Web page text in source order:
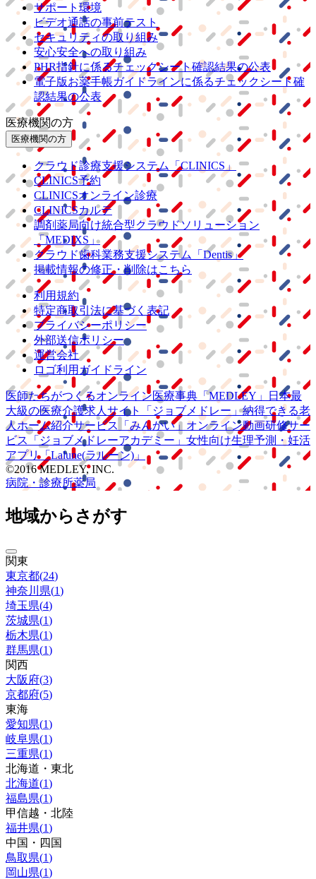
サポート環境
ビデオ通話の事前テスト
セキュリティの取り組み
安心安全への取り組み
PHR指針に係るチェックシート確認結果の公表
電子版お薬手帳ガイドラインに係るチェックシート確
認結果の公表
医療機関の方
医療機関の方
クラウド診療支援システム
「CLINICS」
CLINICS予約
CLINICSオンライン診療
CLINICSカルテ
調剤薬局向け統合型クラウドソリューション
「MEDIXS」
クラウド歯科業務支援システム
「Dentis」
掲載情報の修正・削除はこちら
利用規約
特定商取引法に基づく表記
プライバシーポリシー
外部送信ポリシー
運営会社
ロゴ利用ガイドライン
医師たちがつくるオンライン医療事典 「MEDLEY」
日本最
大級の医療介護求人サイト 「ジョブメドレー」納得できる老
人ホーム紹介サービス
「みんかい」 オンライン動画研修サー
ビス
「ジョブメドレーアカデミー」 女性向け生理予測・妊活
アプリ「Lalune(ラルーン)」
©2016 MEDLEY, INC.
病院・診療所薬局
地域からさがす
関東
東京都(24)
神奈川県(1)
埼玉県(4)
茨城県(1)
栃木県(1)
群馬県(1)
関西
大阪府(3)
京都府(5)
東海
愛知県(1)
岐阜県(1)
三重県(1)
北海道・東北
北海道(1)
福島県(1)
甲信越・北陸
福井県(1)
中国・四国
鳥取県(1)
岡山県(1)